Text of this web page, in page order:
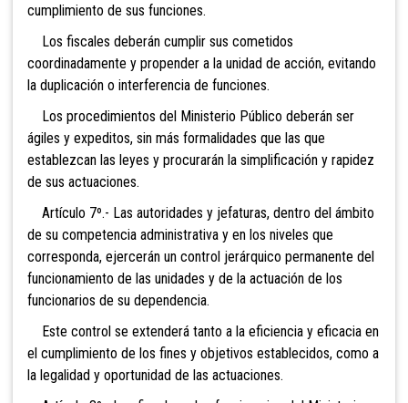
cumplimiento de sus funciones.
Los fiscales deberán cumplir sus cometidos
coordinadamente y propender a la unidad de acción, evitando
la duplicación o interferencia de funciones.
Los procedimientos del Ministerio Público deberán ser
ágiles y expeditos, sin más formalidades que las que
establezcan las leyes y procurarán la simplificación y rapidez
de sus actuaciones.
Artículo 7º.- Las autoridades y jefaturas, dentro del ámbito
de su competencia administrativa y en los niveles que
corresponda, ejercerán un control jerárquico permanente del
funcionamiento de las unidades y de la actuación de los
funcionarios de su dependencia.
Este control se extenderá tanto a la eficiencia y eficacia en
el cumplimiento de los fines y objetivos establecidos, como a
la legalidad y oportunidad de las actuaciones.